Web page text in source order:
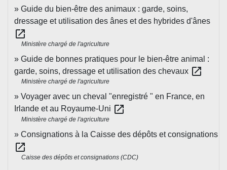
Guide du bien-être des animaux : garde, soins,
dressage et utilisation des ânes et des hybrides d'ânes
open_in_new
Ministère chargé de l'agriculture
Guide de bonnes pratiques pour le bien-être animal :
garde, soins, dressage et utilisation des chevaux open_in_new
Ministère chargé de l'agriculture
Voyager avec un cheval "enregistré " en France, en
Irlande et au Royaume-Uni open_in_new
Ministère chargé de l'agriculture
Consignations à la Caisse des dépôts et consignations
open_in_new
Caisse des dépôts et consignations (CDC)